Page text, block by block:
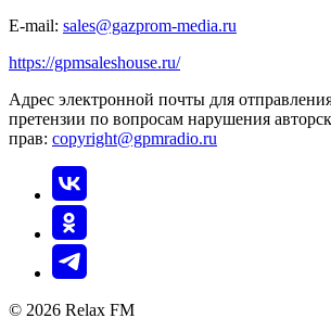
E-mail: sales@gazprom-media.ru
https://gpmsaleshouse.ru/
Адрес электронной почты для
претензии по вопросам нарушения
прав: copyright@gpmradio.ru
© 2026 Relax FM